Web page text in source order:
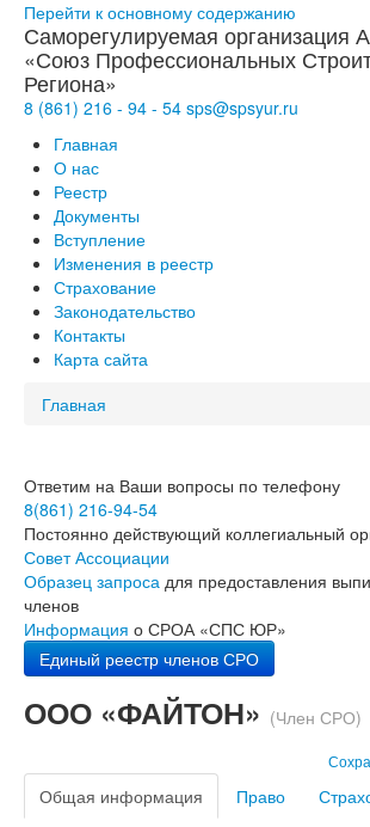
Перейти к основному содержанию
Саморегулируемая организация
«Союз Профессиональных
Региона»
8 (861) 216 - 94 - 54 sps@spsyur.ru
Главная
О нас
Реестр
Документы
Вступление
Изменения в реестр
Страхование
Законодательство
Контакты
Карта сайта
Главная
Ответим на Ваши вопросы по телефону
8(861) 216-94-54
Постоянно действующий коллегиальный
Совет Ассоциации
Образец запроса для предоставления
членов
Информация о СРОА «СПС ЮР»
Единый реестр членов СРО
ООО «ФАЙТОН» (Член СРО)
Общая информация Право